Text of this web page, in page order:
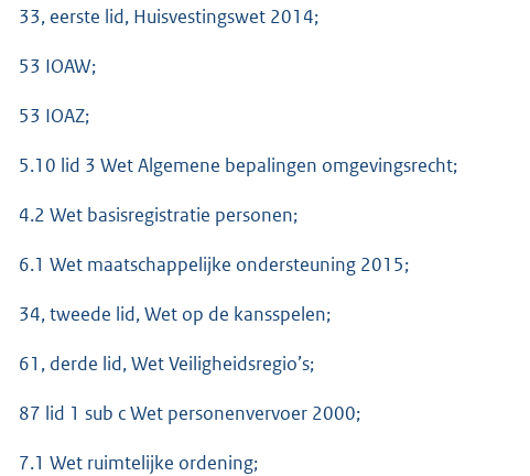
33, eerste lid, Huisvestingswet 2014;
53 IOAW;
53 IOAZ;
5.10 lid 3 Wet Algemene bepalingen omgevingsrecht;
4.2 Wet basisregistratie personen;
6.1 Wet maatschappelijke ondersteuning 2015;
34, tweede lid, Wet op de kansspelen;
61, derde lid, Wet Veiligheidsregio’s;
87 lid 1 sub c Wet personenvervoer 2000;
7.1 Wet ruimtelijke ordening;